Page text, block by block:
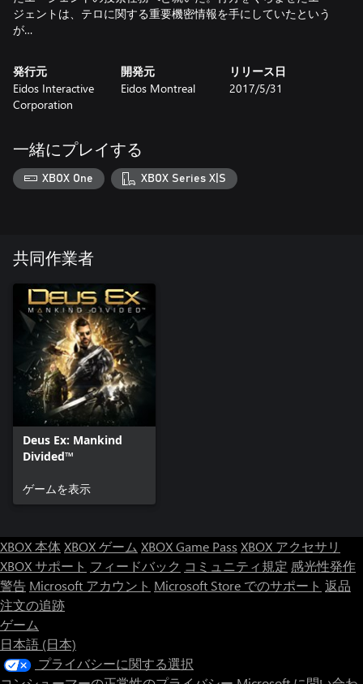
ジェントは、テロに関する重要機密情報を手にしていたという
が…
発行元
Eidos Interactive
Corporation
開発元
Eidos Montreal
リリース日
2017/5/31
一緒にプレイする
XBOX One XBOX Series X|S
共同作業者
Deus Ex: Mankind
Divided™
ゲームを表示
XBOX 本体XBOX ゲーム XBOX Game Pass XBOX アクセサリ
XBOX サポート フィードバック コミュニティ規定 感光性発作
警告 Microsoft アカウント Microsoft Store でのサポート 返品
注文の追跡
ゲーム
日本語 (日本)
プライバシーに関する選択